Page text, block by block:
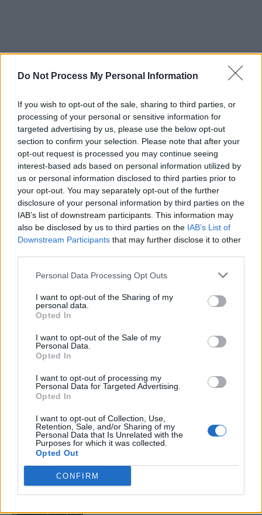
Do Not Process My Personal Information
If you wish to opt-out of the sale, sharing to third parties, or
processing of your personal or sensitive information for
targeted advertising by us, please use the below opt-out
section to confirm your selection. Please note that after your
opt-out request is processed you may continue seeing
interest-based ads based on personal information utilized by
us or personal information disclosed to third parties prior to
your opt-out. You may separately opt-out of the further
disclosure of your personal information by third parties on the
IAB’s list of downstream participants. This information may
also be disclosed by us to third parties on the IAB’s List of
Downstream Participants that may further disclose it to other
Personal Data Processing Opt Outs
I want to opt-out of the Sharing of my
personal data.
Opted In
I want to opt-out of the Sale of my
Personal Data.
Opted In
I want to opt-out of processing my
Personal Data for Targeted Advertising.
Opted In
I want to opt-out of Collection, Use,
Retention, Sale, and/or Sharing of my
Personal Data that Is Unrelated with the
Purposes for which it was collected.
Opted Out
CONFIRM
HIMARS
Ivan Jușma Lisiceansk Lugansk ministru
morți
Articolul precedent
Mânia covrigarului din Buzău
Articolul următor
Omul care vedea viitorul și
apăra adevărul
Cristian Hubali
RELATED ARTICLES
Război în Ucraina
”Rusia e în colaps complet, se
întoarce la industria calului. Ucraina
a lăsat-o fără benzină, iar la iarnă o
CNN: În războiul ruso-ucrainean au
căzut două milioane de oameni –